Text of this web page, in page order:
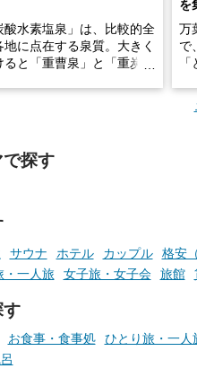
酸水素塩泉」は、比較的全
地に点在する泉質。大きく
ると「重曹泉」と「重炭酸
日本各地にある炭酸水素塩
12施設セレクト。すべて
り入浴可能で、源泉かけ流
泉質の良さにこだわりつ
万人におすすめしたい施設
選しました。
を
万
で
さ
ュ
好
探す
サウナ ホテル カップル 格安
・一人旅 女子旅・女子会 旅館
お食事・食事処 ひとり旅・一人